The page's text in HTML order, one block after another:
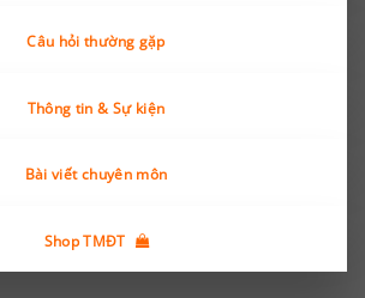
Câu hỏi thường gặp
Thông tin & Sự kiện
Bài viết chuyên môn
Shop TMĐT